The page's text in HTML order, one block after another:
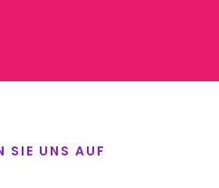
SIE UNS AUF